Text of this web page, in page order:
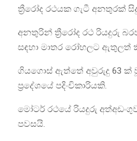
ත්‍රීරෝද රථයක ගැටී අනතුරක්
අනතුරින් ත්‍රීරෝද රථ රියදුරු
සඳහා මාතර රෝහලට
ගියගොස් ඇත්තේ අවුරුදු 63 ක්
ප්‍රදේශයේ පදිංචිකාරියකි.
මෝටර් රථයේ රියදුරු
පවසයි.